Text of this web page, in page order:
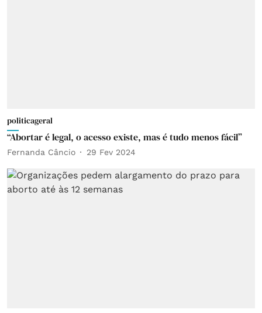
politicageral
“Abortar é legal, o acesso existe, mas é tudo menos fácil”
Fernanda Câncio 29 Fev 2024